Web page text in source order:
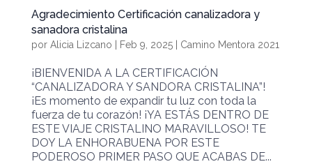
Agradecimiento Certificación canalizadora y
sanadora cristalina
por Alicia Lizcano Feb 9, 2025| Camino Mentora 2021
¡BIENVENIDA A LA CERTIFICACIÓN
“CANALIZADORA Y SANDORA CRISTALINA”!
¡Es momento de expandir tu luz con toda la
fuerza de tu corazón! ¡YA ESTÁS DENTRO DE
ESTE VIAJE CRISTALINO MARAVILLOSO! TE
DOY LA ENHORABUENA POR ESTE
PODEROSO PRIMER PASO QUE ACABAS DE...